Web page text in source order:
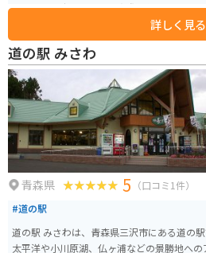
市おおぞら広場」には、実際に使用されて
おり、ジェット機、プロペラ機、戦闘機、
きます。中でもYS-11やホンダジェットなどの展示が
は航空機の歴史や科学原理を学べる展示が
多いため、科学に対する興味を深めることが
ってパイロット気分を味わうこともでき、
に隣接しており、アクセスも良好です。青森
寄ってみたいスポットです。
詳しく見る
道の駅 みさわ
青森県 5 （口コミ1件）
#道の駅
道の駅 みさわは、青森県三沢市にある道の
太平洋や小川原湖、仏ヶ浦などの景勝地へのアクセ